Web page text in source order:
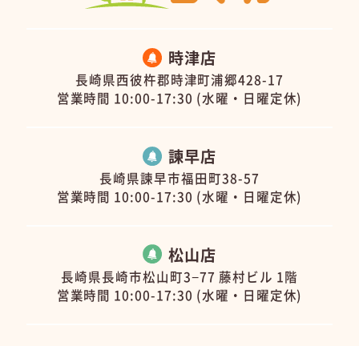
時津店
長崎県西彼杵郡時津町浦郷428-17
営業時間 10:00-17:30 (水曜・日曜定休)
諫早店
長崎県諫早市福田町38-57
営業時間 10:00-17:30 (水曜・日曜定休)
松山店
長崎県長崎市松山町3−77 藤村ビル 1階
営業時間 10:00-17:30 (水曜・日曜定休)